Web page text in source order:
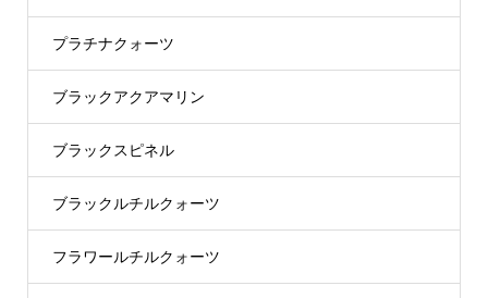
プラチナクォーツ
ブラックアクアマリン
ブラックスピネル
ブラックルチルクォーツ
フラワールチルクォーツ